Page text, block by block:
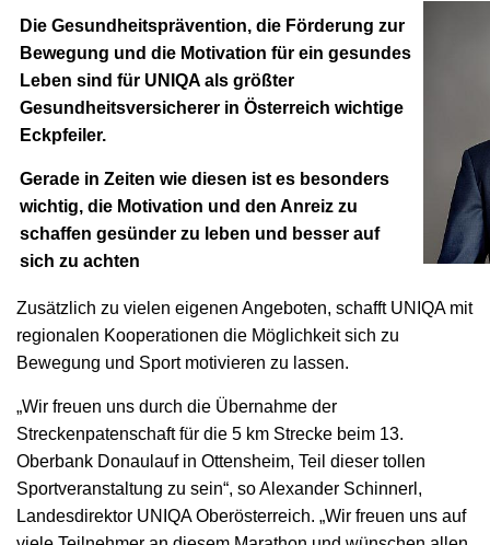
Die Gesundheitsprävention, die Förderung zur
Bewegung und die Motivation für ein gesundes
Leben sind für UNIQA als größter
Gesundheitsversicherer in Österreich wichtige
Eckpfeiler.
Gerade in Zeiten wie diesen ist es besonders
wichtig, die Motivation und den Anreiz zu
schaffen gesünder zu leben und besser auf
sich zu achten
Zusätzlich zu vielen eigenen Angeboten, schafft UNIQA mit
regionalen Kooperationen die Möglichkeit sich zu
Bewegung und Sport motivieren zu lassen.
„Wir freuen uns durch die Übernahme der
Streckenpatenschaft für die 5 km Strecke beim 13.
Oberbank Donaulauf in Ottensheim, Teil dieser tollen
Sportveranstaltung zu sein“, so Alexander Schinnerl,
Landesdirektor UNIQA Oberösterreich. „Wir freuen uns auf